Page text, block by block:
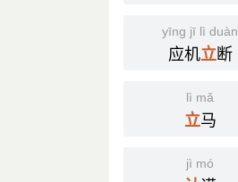
yīng jī lì duàn
应机立断
lì mǎ
立马
jì mó